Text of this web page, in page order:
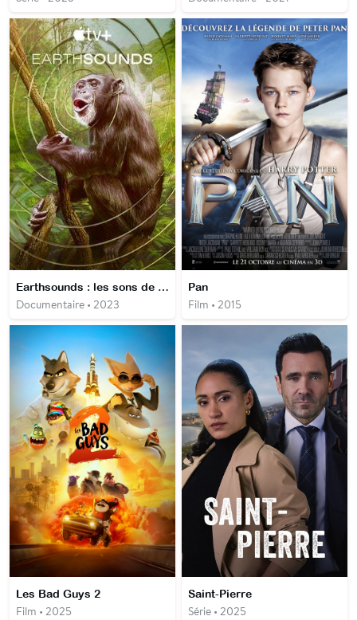
Earthsounds : les sons de la Terre
Documentaire • 2023
Pan
Film • 2015
Les Bad Guys 2
Film • 2025
Saint-Pierre
Série • 2025